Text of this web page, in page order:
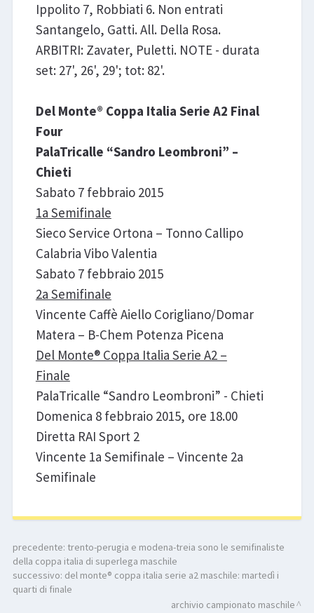
Ippolito 7, Robbiati 6. Non entrati
Santangelo, Gatti. All. Della Rosa.
ARBITRI: Zavater, Puletti. NOTE - durata
set: 27', 26', 29'; tot: 82'.
Del Monte® Coppa Italia Serie A2 Final
Four
PalaTricalle “Sandro Leombroni” –
Chieti
Sabato 7 febbraio 2015
1a Semifinale
Sieco Service Ortona – Tonno Callipo
Calabria Vibo Valentia
Sabato 7 febbraio 2015
2a Semifinale
Vincente Caffè Aiello Corigliano/Domar
Matera – B-Chem Potenza Picena
Del Monte® Coppa Italia Serie A2 –
Finale
PalaTricalle “Sandro Leombroni” - Chieti
Domenica 8 febbraio 2015, ore 18.00
Diretta RAI Sport 2
Vincente 1a Semifinale – Vincente 2a
Semifinale
precedente: trento-perugia e modena-treia sono le semifinaliste
della coppa italia di superlega maschile
successivo: del monte® coppa italia serie a2 maschile: martedì i
quarti di finale
archivio campionato maschile